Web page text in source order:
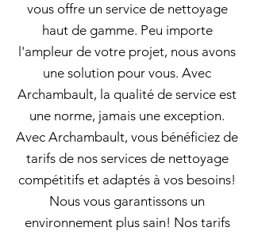
vous offre un service de nettoyage
haut de gamme. Peu importe
l'ampleur de votre projet, nous avons
une solution pour vous. Avec
Archambault, la qualité de service est
une norme, jamais une exception.
Avec Archambault, vous bénéficiez de
tarifs de nos services de nettoyage
compétitifs et adaptés à vos besoins!
Nous vous garantissons un
environnement plus sain! Nos tarifs